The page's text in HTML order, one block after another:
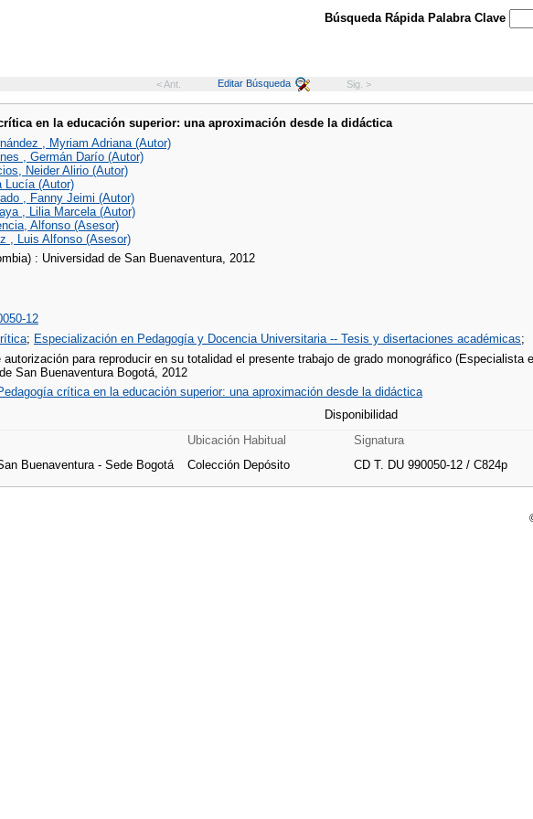
Búsqueda Rápida Palabra Clave
< Ant. Editar Búsqueda Sig. >
en la educación superior: una aproximación desde la didáctica
, Myriam Adriana (Autor)
, Germán Darío (Autor)
Neider Alirio (Autor)
Lucía (Autor)
, Fanny Jeimi (Autor)
, Lilia Marcela (Autor)
Alfonso (Asesor)
, Luis Alfonso (Asesor)
: Universidad de San Buenaventura, 2012
12
; Especialización en Pedagogía y Docencia Universitaria -- Tesis y disertaciones académicas;
autorización para reproducir en su totalidad el presente trabajo de grado monográfico (Especialista
San Buenaventura Bogotá, 2012
crítica en la educación superior: una aproximación desde la didáctica
Disponibilidad
Ubicación Habitual Signatura
Buenaventura - Sede Bogotá Colección Depósito CD T. DU 990050-12 / C824p